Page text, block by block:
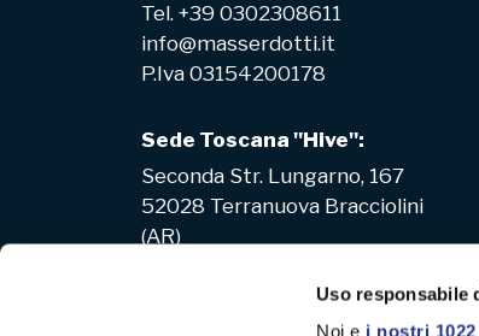
Uso responsabile
Noi e i nostri
Tel. +39 0302308611
info@masserdotti.it
P.Iva 03154200178
Sede Toscana "Hive":
Seconda Str. Lungarno, 167
52028 Terranuova Bracciolini
(AR)